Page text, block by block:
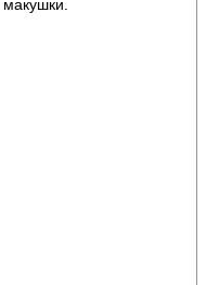
макушки.